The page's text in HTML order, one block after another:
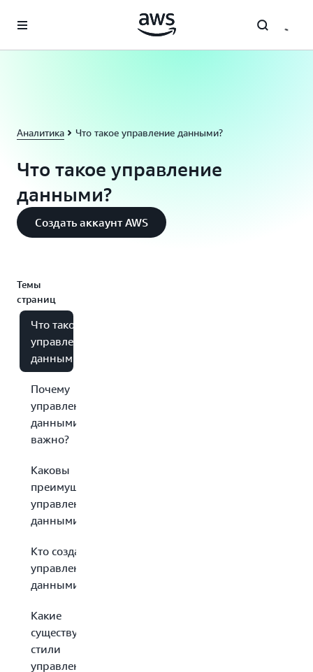
Перейти к главному контенту
Аналитика Что такое управление данными?
Что такое управление
данными?
Создать аккаунт AWS
Темы
страниц
Что такое
управление
данными?
Почему
управление
данными
важно?
Каковы
преимущества
управления
данными?
Кто создает
управление
данными?
Какие
существуют
стили
управления